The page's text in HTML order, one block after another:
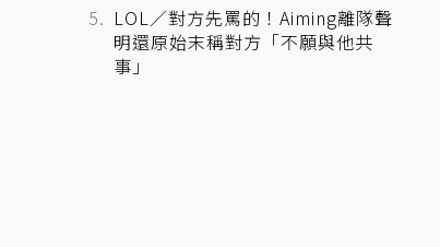
LOL／對方先罵的！Aiming離隊聲
明還原始末稱對方「不願與他共
事」